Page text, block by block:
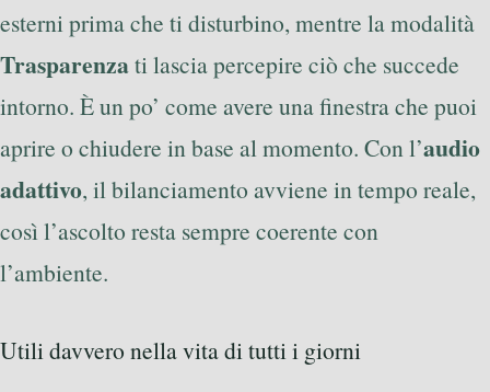
esterni prima che ti disturbino, mentre la modalità
Trasparenzati lascia percepire ciò che succede
intorno. È un po’ come avere una finestra che puoi
aprire o chiudere in base al momento. Con l’audio
adattivo, il bilanciamento avviene in tempo reale,
così l’ascolto resta sempre coerente con
l’ambiente.
Utili davvero nella vita di tutti i giorni